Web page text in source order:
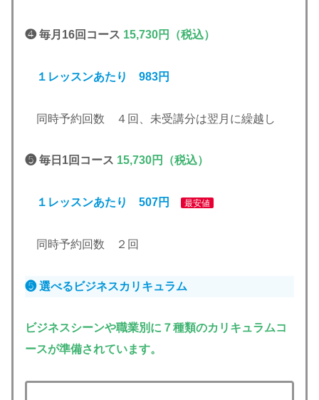
❹ 毎月16回コース 15,730円（税込）
１レッスンあたり 983円
同時予約回数 ４回、未受講分は翌月に繰越し
❺ 毎日1回コース 15,730円（税込）
１レッスンあたり 507円 最安値
同時予約回数 ２回
❺ 選べるビジネスカリキュラム
ビジネスシーンや職業別に７種類のカリキュラムコ
ースが準備されています。